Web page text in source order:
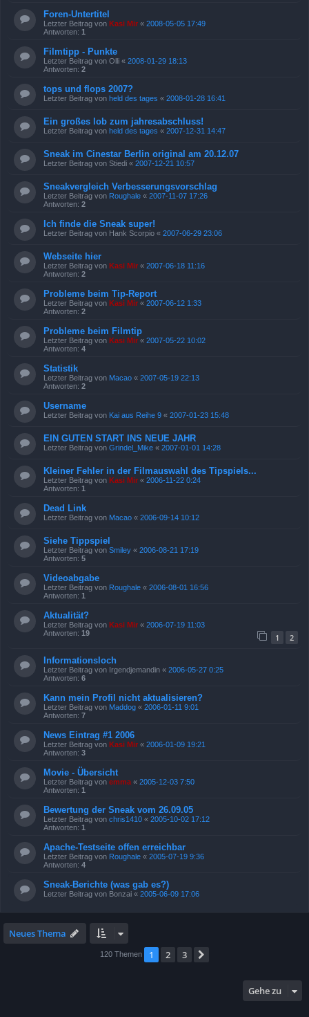
Foren-Untertitel
Letzter Beitrag von Kasi Mir « 2008-05-05 17:49
Antworten: 1
Filmtipp - Punkte
Letzter Beitrag von Olli « 2008-01-29 18:13
Antworten: 2
tops und flops 2007?
Letzter Beitrag von held des tages « 2008-01-28 16:41
Ein großes lob zum jahresabschluss!
Letzter Beitrag von held des tages « 2007-12-31 14:47
Sneak im Cinestar Berlin original am 20.12.07
Letzter Beitrag von Stiedi « 2007-12-21 10:57
Sneakvergleich Verbesserungsvorschlag
Letzter Beitrag von Roughale « 2007-11-07 17:26
Antworten: 2
Ich finde die Sneak super!
Letzter Beitrag von Hank Scorpio « 2007-06-29 23:06
Webseite hier
Letzter Beitrag von Kasi Mir « 2007-06-18 11:16
Antworten: 2
Probleme beim Tip-Report
Letzter Beitrag von Kasi Mir « 2007-06-12 1:33
Antworten: 2
Probleme beim Filmtip
Letzter Beitrag von Kasi Mir « 2007-05-22 10:02
Antworten: 4
Statistik
Letzter Beitrag von Macao « 2007-05-19 22:13
Antworten: 2
Username
Letzter Beitrag von Kai aus Reihe 9 « 2007-01-23 15:48
EIN GUTEN START INS NEUE JAHR
Letzter Beitrag von Grindel_Mike « 2007-01-01 14:28
Kleiner Fehler in der Filmauswahl des Tipspiels...
Letzter Beitrag von Kasi Mir « 2006-11-22 0:24
Antworten: 1
Dead Link
Letzter Beitrag von Macao « 2006-09-14 10:12
Siehe Tippspiel
Letzter Beitrag von Smiley « 2006-08-21 17:19
Antworten: 5
Videoabgabe
Letzter Beitrag von Roughale « 2006-08-01 16:56
Antworten: 1
Aktualität?
Letzter Beitrag von Kasi Mir « 2006-07-19 11:03
Antworten: 19 1 2
Informationsloch
Letzter Beitrag von Irgendjemandin « 2006-05-27 0:25
Antworten: 6
Kann mein Profil nicht aktualisieren?
Letzter Beitrag von Maddog « 2006-01-11 9:01
Antworten: 7
News Eintrag #1 2006
Letzter Beitrag von Kasi Mir « 2006-01-09 19:21
Antworten: 3
Movie - Übersicht
Letzter Beitrag von emma « 2005-12-03 7:50
Antworten: 1
Bewertung der Sneak vom 26.09.05
Letzter Beitrag von chris1410 « 2005-10-02 17:12
Antworten: 1
Apache-Testseite offen erreichbar
Letzter Beitrag von Roughale « 2005-07-19 9:36
Antworten: 4
Sneak-Berichte (was gab es?)
Letzter Beitrag von Bonzai « 2005-06-09 17:06
Neues Thema
120 Themen 1 2 3
Gehe zu